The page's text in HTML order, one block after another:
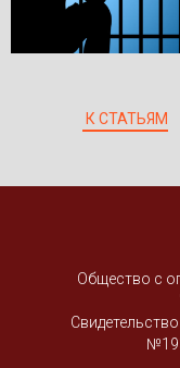
К СТАТЬЯМ
Общество с